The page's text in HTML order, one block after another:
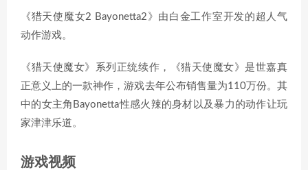
《猎天使魔女2 Bayonetta2》由白金工作室开发的超人气
动作游戏。
《猎天使魔女》系列正统续作，《猎天使魔女》是世嘉真
正意义上的一款神作，游戏去年公布销售量为110万份。其
中的女主角Bayonetta性感火辣的身材以及暴力的动作让玩
家津津乐道。
游戏视频